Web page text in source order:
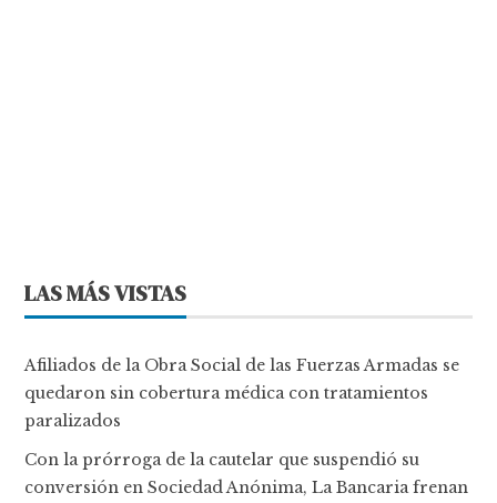
LAS MÁS VISTAS
Afiliados de la Obra Social de las Fuerzas Armadas se
quedaron sin cobertura médica con tratamientos
paralizados
Con la prórroga de la cautelar que suspendió su
conversión en Sociedad Anónima, La Bancaria frenan